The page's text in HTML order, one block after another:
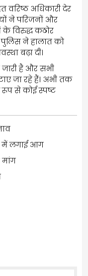
वरिष्ठ अधिकारी देर
ने परिजनों और
के विरुद्ध कठोर
पुलिस ने हालात को
बढ़ा दी।
है और सभी
जा रहे हैं। अभी तक
से कोई स्पष्ट
में लगाई आग
मांग